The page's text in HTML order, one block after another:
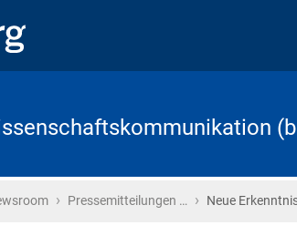
› Pressemitteilungen … › Neue